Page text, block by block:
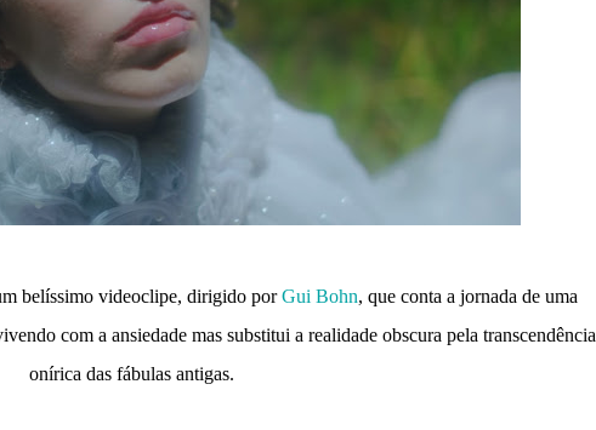
belíssimo videoclipe, dirigido porGui Bohn, que conta a jornada de uma
com a ansiedade mas substitui a realidade obscura pela transcendência
onírica das fábulas antigas.